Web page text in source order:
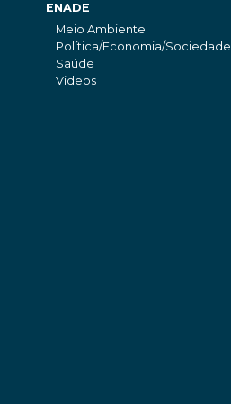
ENADE
Meio Ambiente
Política/Economia/Sociedade
Saúde
Videos